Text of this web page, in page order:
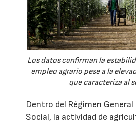
Los datos confirman la
empleo agrario pese a la
que caracteriza al
Dentro del Régimen General
Social, la actividad de